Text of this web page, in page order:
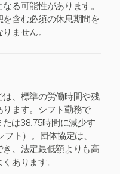
る可能性があります。
含む必須の休息期間を
ません。
、標準の労働時間や残
ます。シフト勤務で
は38.75時間に減少す
ト）。団体協定は、
、法定最低額よりも高
あります。